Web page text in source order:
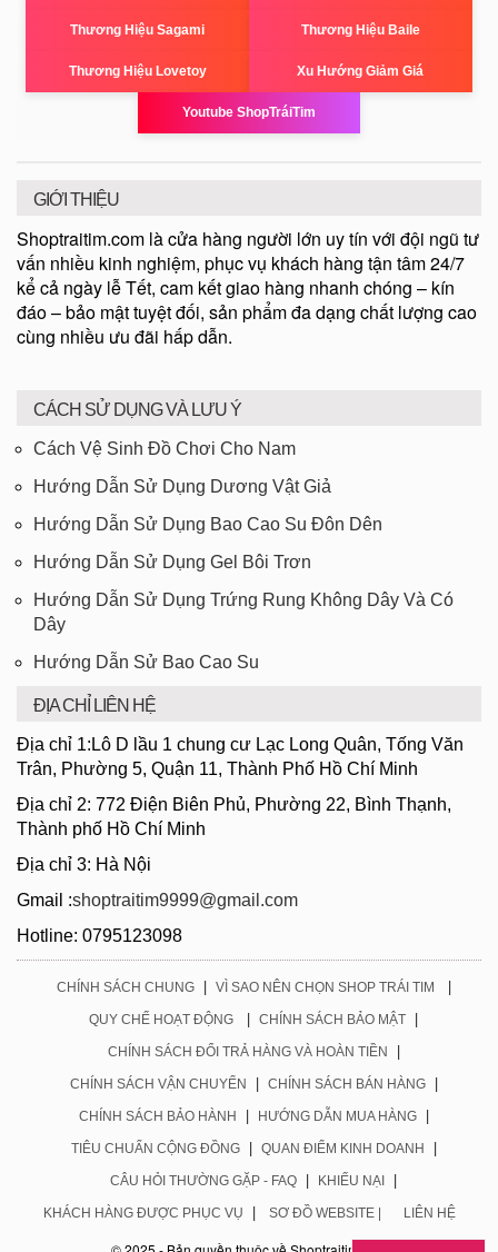
Thương Hiệu Sagami Thương Hiệu Baile
Thương Hiệu Lovetoy Xu Hướng Giảm Giá
Youtube ShopTráiTim
GIỚI THIỆU
Shoptraitim.com là cửa hàng người lớn uy tín với đội ngũ tư
vấn nhiều kinh nghiệm, phục vụ khách hàng tận tâm 24/7
kể cả ngày lễ Tết, cam kết giao hàng nhanh chóng – kín
đáo – bảo mật tuyệt đối, sản phẩm đa dạng chất lượng cao
cùng nhiều ưu đãi hấp dẫn.
CÁCH SỬ DỤNG VÀ LƯU Ý
Cách Vệ Sinh Đồ Chơi Cho Nam
Hướng Dẫn Sử Dụng Dương Vật Giả
Hướng Dẫn Sử Dụng Bao Cao Su Đôn Dên
Hướng Dẫn Sử Dụng Gel Bôi Trơn
Hướng Dẫn Sử Dụng Trứng Rung Không Dây Và Có
Dây
Hướng Dẫn Sử Bao Cao Su
ĐỊA CHỈ LIÊN HỆ
Địa chỉ 1:Lô D lầu 1 chung cư Lạc Long Quân, Tống Văn
Trân, Phường 5, Quận 11, Thành Phố Hồ Chí Minh
Địa chỉ 2: 772 Điện Biên Phủ, Phường 22, Bình Thạnh,
Thành phố Hồ Chí Minh
Địa chỉ 3: Hà Nội
Gmail :shoptraitim9999@gmail.com
Hotline: 0795123098
CHÍNH SÁCH CHUNG | VÌ SAO NÊN CHỌN SHOP TRÁI TIM |
QUY CHẾ HOẠT ĐỘNG | CHÍNH SÁCH BẢO MẬT |
CHÍNH SÁCH ĐỔI TRẢ HÀNG VÀ HOÀN TIỀN |
CHÍNH SÁCH VẬN CHUYỂN | CHÍNH SÁCH BÁN HÀNG |
CHÍNH SÁCH BẢO HÀNH | HƯỚNG DẪN MUA HÀNG |
TIÊU CHUẨN CỘNG ĐỒNG | QUAN ĐIỂM KINH DOANH |
CÂU HỎI THƯỜNG GẶP - FAQ | KHIẾU NẠI |
KHÁCH HÀNG ĐƯỢC PHỤC VỤ | SƠ ĐỒ WEBSITE | LIÊN HỆ